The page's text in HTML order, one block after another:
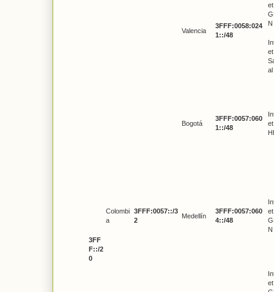
3FF
F::/2
0
Valencia
3FFF:0058:024
1::/48
et
N
et
al
Colombi
a
3FFF:0057::/3
2
Bogotá
3FFF:0057:060
1::/48
et
Medellín
3FFF:0057:060
4::/48
et
N
et